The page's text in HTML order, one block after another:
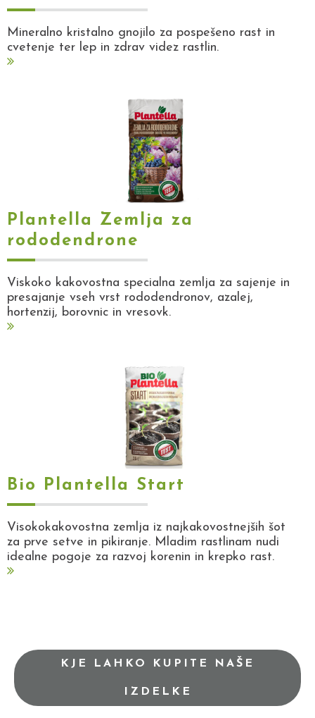
Mineralno kristalno gnojilo za pospešeno rast in
cvetenje ter lep in zdrav videz rastlin.
Plantella Zemlja za
rododendrone
Viskoko kakovostna specialna zemlja za sajenje in
presajanje vseh vrst rododendronov, azalej,
hortenzij, borovnic in vresovk.
Bio Plantella Start
Visokokakovostna zemlja iz najkakovostnejših šot
za prve setve in pikiranje. Mladim rastlinam nudi
idealne pogoje za razvoj korenin in krepko rast.
KJE LAHKO KUPITE NAŠE
IZDELKE